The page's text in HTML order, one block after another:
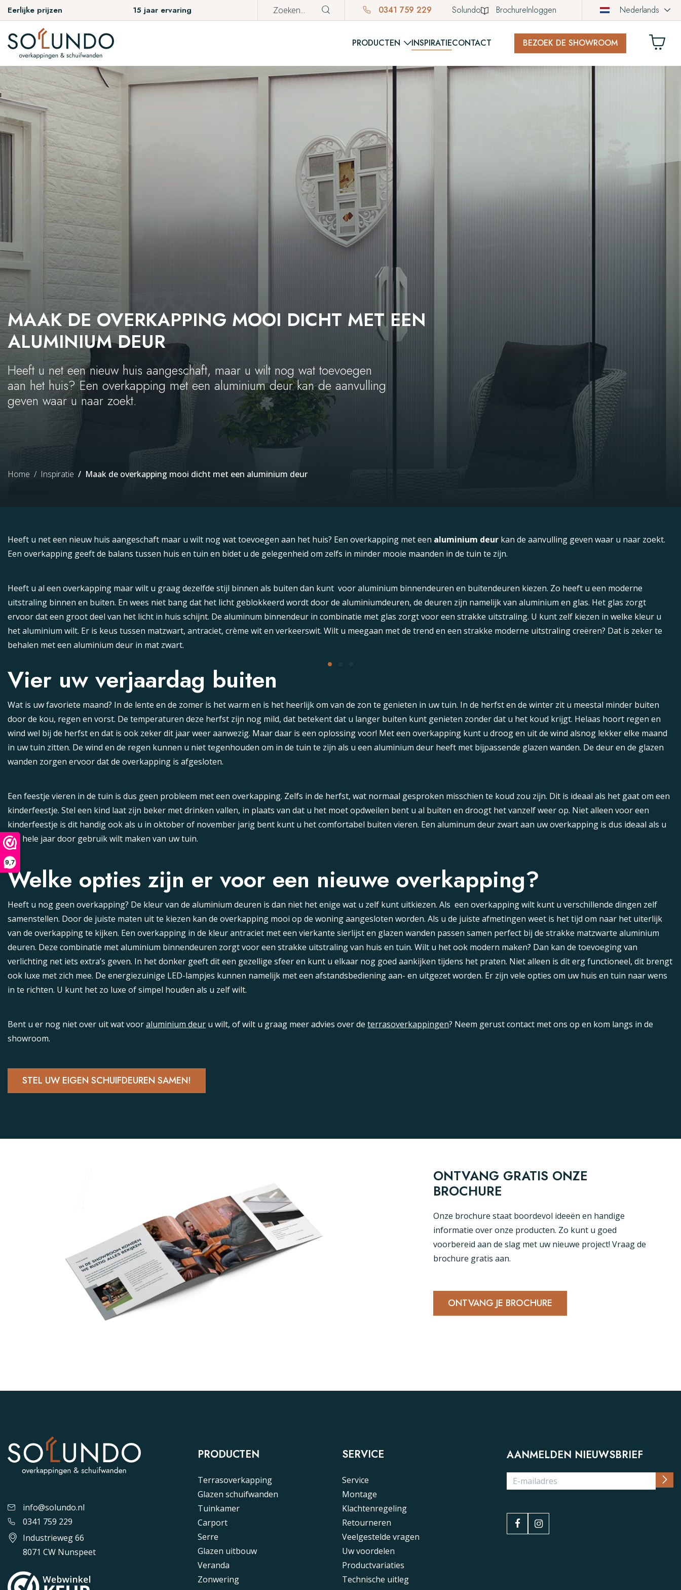
9,7
Eerlijke prijzen 15 jaar ervaring
Montageservice Eerlijke prijzen 0341 759 229 Solundo BrochureInloggen Nederlands
PRODUCTEN INSPIRATIECONTACT BEZOEK DE SHOWROOM
MAAK DE OVERKAPPING MOOI DICHT MET EEN
ALUMINIUM DEUR
Heeft u net een nieuw huis aangeschaft, maar u wilt nog wat toevoegen
aan het huis? Een overkapping met een aluminium deur kan de aanvulling
geven waar u naar zoekt.
Home Inspiratie Maak de overkapping mooi dicht met een aluminium deur
Heeft u net een nieuw huis aangeschaft maar u wilt nog wat toevoegen aan het huis? Een overkapping met een aluminium deur kan de aanvulling geven waar u naar zoekt.
Een overkapping geeft de balans tussen huis en tuin en bidet u de gelegenheid om zelfs in minder mooie maanden in de tuin te zijn.
Heeft u al een overkapping maar wilt u graag dezelfde stijl binnen als buiten dan kunt voor aluminium binnendeuren en buitendeuren kiezen. Zo heeft u een moderne
uitstraling binnen en buiten. En wees niet bang dat het licht geblokkeerd wordt door de aluminiumdeuren, de deuren zijn namelijk van aluminium en glas. Het glas zorgt
ervoor dat een groot deel van het licht in huis schijnt. De aluminum binnendeur in combinatie met glas zorgt voor een strakke uitstraling. U kunt zelf kiezen in welke kleur u
het aluminium wilt. Er is keus tussen matzwart, antraciet, crème wit en verkeerswit. Wilt u meegaan met de trend en een strakke moderne uitstraling creëren? Dat is zeker te
behalen met een aluminium deur in mat zwart.
Vier uw verjaardag buiten
Wat is uw favoriete maand? In de lente en de zomer is het warm en is het heerlijk om van de zon te genieten in uw tuin. In de herfst en de winter zit u meestal minder buiten
door de kou, regen en vorst. De temperaturen deze herfst zijn nog mild, dat betekent dat u langer buiten kunt genieten zonder dat u het koud krijgt. Helaas hoort regen en
wind wel bij de herfst en dat is ook zeker dit jaar weer aanwezig. Maar daar is een oplossing voor! Met een overkapping kunt u droog en uit de wind alsnog lekker elke maand
in uw tuin zitten. De wind en de regen kunnen u niet tegenhouden om in de tuin te zijn als u een aluminium deur heeft met bijpassende glazen wanden. De deur en de glazen
wanden zorgen ervoor dat de overkapping is afgesloten.
Een feestje vieren in de tuin is dus geen probleem met een overkapping. Zelfs in de herfst, wat normaal gesproken misschien te koud zou zijn. Dit is ideaal als het gaat om een
kinderfeestje. Stel een kind laat zijn beker met drinken vallen, in plaats van dat u het moet opdweilen bent u al buiten en droogt het vanzelf weer op. Niet alleen voor een
kinderfeestje is dit handig ook als u in oktober of november jarig bent kunt u het comfortabel buiten vieren. Een aluminum deur zwart aan uw overkapping is dus ideaal als u
het hele jaar door gebruik wilt maken van uw tuin.
Welke opties zijn er voor een nieuwe overkapping?
Heeft u nog geen overkapping? De kleur van de aluminium deuren is dan niet het enige wat u zelf kunt uitkiezen. Als een overkapping wilt kunt u verschillende dingen zelf
samenstellen. Door de juiste maten uit te kiezen kan de overkapping mooi op de woning aangesloten worden. Als u de juiste afmetingen weet is het tijd om naar het uiterlijk
van de overkapping te kijken. Een overkapping in de kleur antraciet met een vierkante sierlijst en glazen wanden passen samen perfect bij de strakke matzwarte aluminium
deuren. Deze combinatie met aluminium binnendeuren zorgt voor een strakke uitstraling van huis en tuin. Wilt u het ook modern maken? Dan kan de toevoeging van
verlichting net iets extra’s geven. In het donker geeft dit een gezellige sfeer en kunt u elkaar nog goed aankijken tijdens het praten. Niet alleen is dit erg functioneel, dit brengt
ook luxe met zich mee. De energiezuinige LED-lampjes kunnen namelijk met een afstandsbediening aan- en uitgezet worden. Er zijn vele opties om uw huis en tuin naar wens
in te richten. U kunt het zo luxe of simpel houden als u zelf wilt.
Bent u er nog niet over uit wat vooraluminium deur u wilt, of wilt u graag meer advies over de terrasoverkappingen? Neem gerust contact met ons op en kom langs in de
showroom.
STEL UW EIGEN SCHUIFDEUREN SAMEN!
ONTVANG GRATIS ONZE
BROCHURE
Onze brochure staat boordevol ideeën en handige
informatie over onze producten. Zo kunt u goed
voorbereid aan de slag met uw nieuwe project! Vraag de
brochure gratis aan.
ONTVANG JE BROCHURE
info@solundo.nl
0341 759 229
Industrieweg 66
8071 CW Nunspeet
PRODUCTEN
Terrasoverkapping
Glazen schuifwanden
Tuinkamer
Carport
Serre
Glazen uitbouw
Veranda
Zonwering
SERVICE
Service
Montage
Klachtenregeling
Retourneren
Veelgestelde vragen
Uw voordelen
Productvariaties
Technische uitleg
AANMELDEN NIEUWSBRIEF
9.6
9.6 (77)
Stel zelf samen
Hoogste kwaliteit
Voordelig
Eenvoudig te plaatsen
WebwinkelKeur